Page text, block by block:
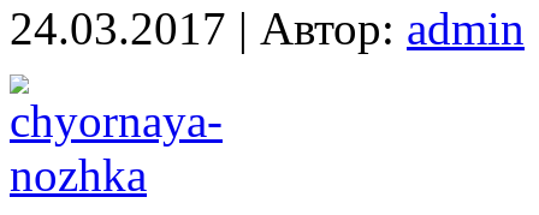
24.03.2017 | Автор: admin